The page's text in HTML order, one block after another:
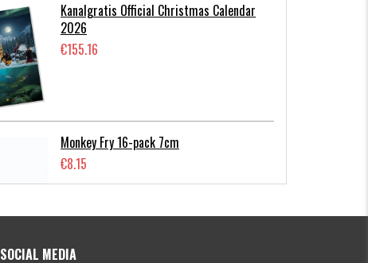
Kanalgratis Official Christmas Calendar
2026
€155.16
Monkey Fry 16-pack 7cm
€8.15
SOCIAL MEDIA